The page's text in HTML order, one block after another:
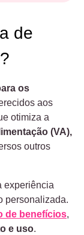
de
os
aos
otimiza a
(VA),
outros
experiência
personalizada.
de benefícios,
e uso.